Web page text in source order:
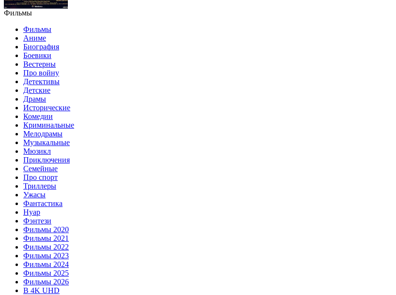
Фильмы
Фильмы
Аниме
Биография
Боевики
Вестерны
Про войну
Детективы
Детские
Драмы
Исторические
Комедии
Криминальные
Мелодрамы
Музыкальные
Мюзикл
Приключения
Семейные
Про спорт
Триллеры
Ужасы
Фантастика
Нуар
Фэнтези
Фильмы 2020
Фильмы 2021
Фильмы 2022
Фильмы 2023
Фильмы 2024
Фильмы 2025
Фильмы 2026
В 4K UHD